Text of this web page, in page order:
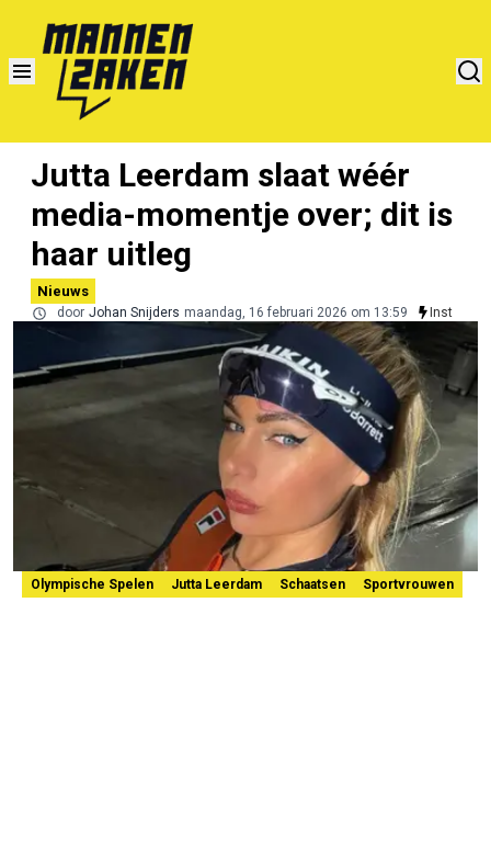
Jutta Leerdam slaat wéér
media-momentje over; dit is
haar uitleg
Nieuws
door Johan Snijders maandag, 16 februari 2026 om 13:59 Inst
Olympische Spelen Jutta Leerdam Schaatsen Sportvrouwen